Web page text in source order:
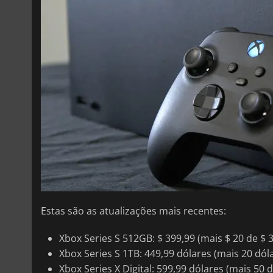
Estas são as atualizações mais recentes:
Xbox Series S 512GB: $ 399,99 (mais $ 20 de $
Xbox Series S 1TB: 449,99 dólares (mais 20
Xbox Series X Digital: 599,99 dólares (mais 50